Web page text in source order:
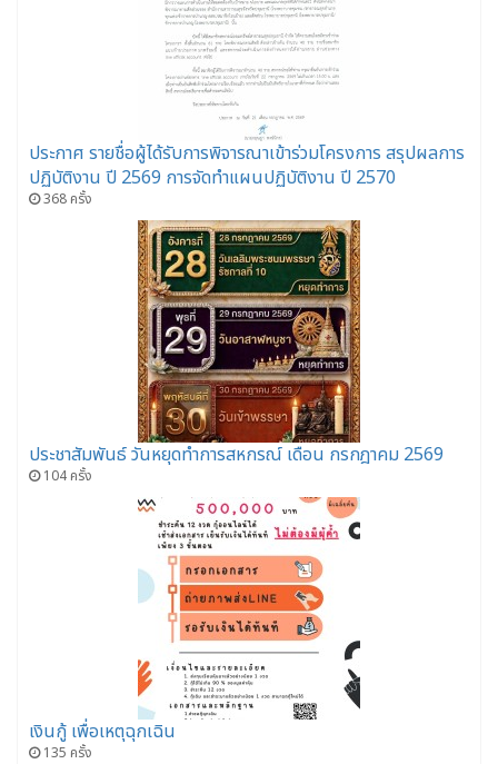
ประกาศ รายชื่อผู้ได้รับการพิจารณาเข้าร่วมโครงการ สรุปผลการ
ปฏิบัติงาน ปี 2569 การจัดทำแผนปฏิบัติงาน ปี 2570
368 ครั้ง
ประชาสัมพันธ์ วันหยุดทำการสหกรณ์ เดือน กรกฎาคม 2569
104 ครั้ง
เงินกู้ เพื่อเหตุฉุกเฉิน
135 ครั้ง